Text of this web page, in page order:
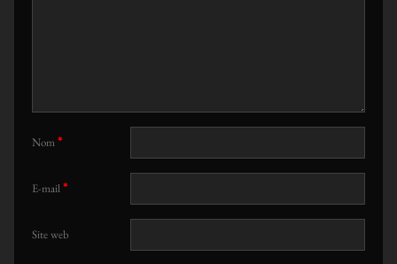
Nom*
E-mail*
Site web